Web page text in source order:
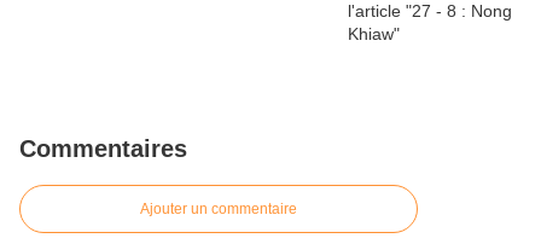
Commentaires
Ajouter un commentaire